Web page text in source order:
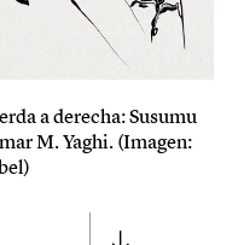
a derecha: Susumu
M. Yaghi. (Imagen: